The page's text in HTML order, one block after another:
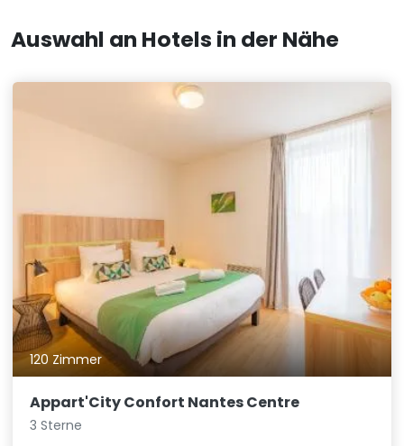
Auswahl an Hotels in der Nähe
120 Zimmer
Appart'City Confort Nantes Centre
3 Sterne